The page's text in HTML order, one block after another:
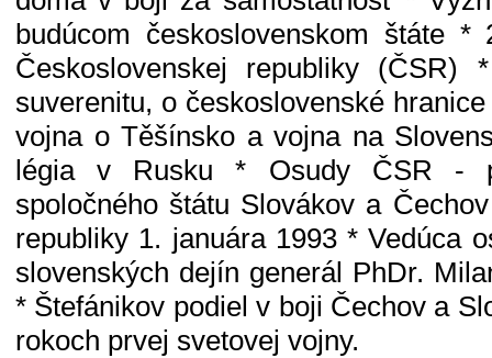
budúcom československom štáte
Československej republiky (ČSR)
suverenitu, o československé
vojna o Těšínsko a vojna na
légia v Rusku * Osudy ČSR -
spoločného štátu Slovákov a
republiky 1. januára 1993 * Vedúca
slovenských dejín generál PhDr.
* Štefánikov podiel v boji Čechov a
rokoch prvej svetovej vojny.